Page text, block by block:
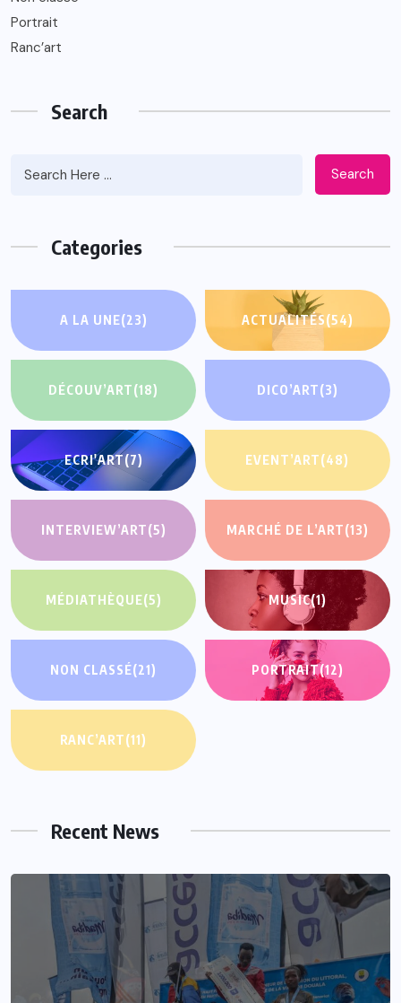
Portrait
Ranc’art
Search
Search
Categories
A LA UNE(23) ACTUALITÉS(54)
DÉCOUV’ART(18) DICO’ART(3)
ECRI'ART(7) EVENT’ART(48)
INTERVIEW’ART(5) MARCHÉ DE L’ART(13)
MÉDIATHÈQUE(5) MUSIC(1)
NON CLASSÉ(21) PORTRAIT(12)
RANC’ART(11)
Recent News